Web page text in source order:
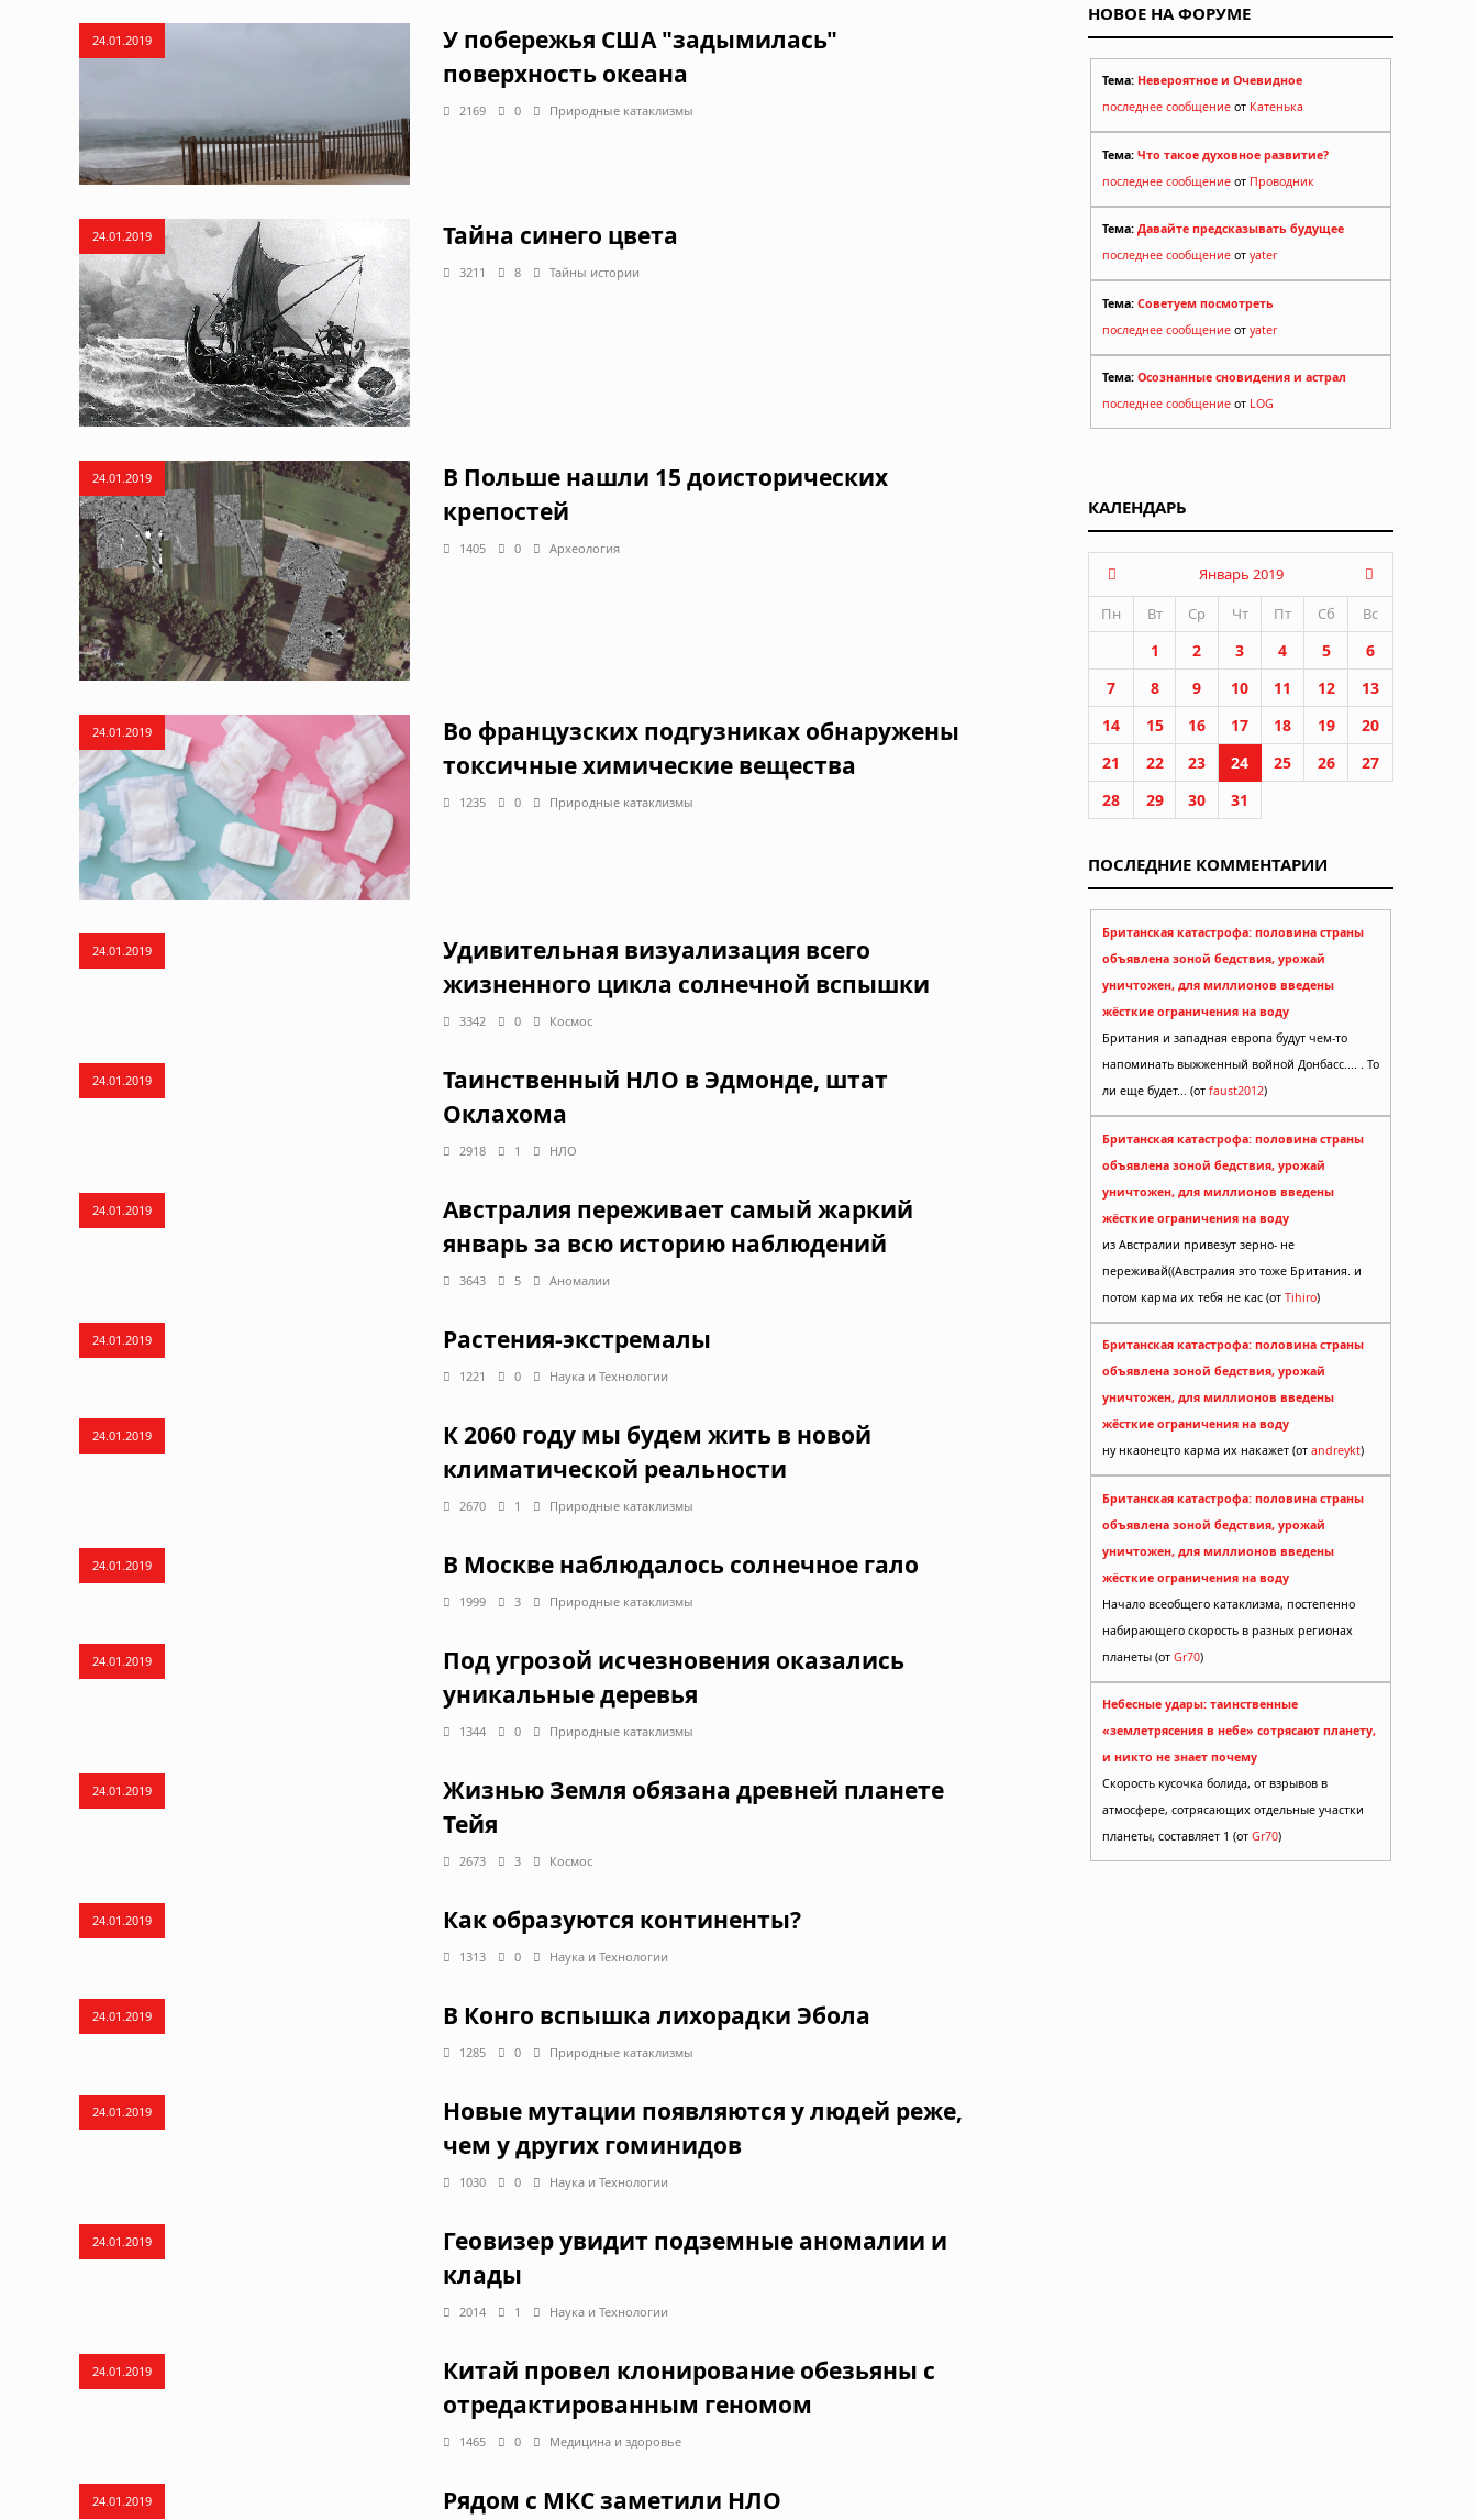
24.01.2019
У побережья США "задымилась"
поверхность океана
2169 0 Природные катаклизмы
24.01.2019 Тайна синего цвета
3211 8 Тайны истории
24.01.2019
В Польше нашли 15 доисторических
крепостей
1405 0 Археология
24.01.2019
Во французских подгузниках обнаружены
токсичные химические вещества
1235 0 Природные катаклизмы
24.01.2019
Удивительная визуализация всего
жизненного цикла солнечной вспышки
3342 0 Космос
24.01.2019
Таинственный НЛО в Эдмонде, штат
Оклахома
2918 1 НЛО
24.01.2019
Австралия переживает самый жаркий
январь за всю историю наблюдений
3643 5 Аномалии
24.01.2019 Растения-экстремалы
1221 0 Наука и Технологии
24.01.2019
К 2060 году мы будем жить в новой
климатической реальности
2670 1 Природные катаклизмы
24.01.2019 В Москве наблюдалось солнечное гало
1999 3 Природные катаклизмы
24.01.2019
Под угрозой исчезновения оказались
уникальные деревья
1344 0 Природные катаклизмы
24.01.2019
Жизнью Земля обязана древней планете
Тейя
2673 3 Космос
24.01.2019 Как образуются континенты?
1313 0 Наука и Технологии
24.01.2019 В Конго вспышка лихорадки Эбола
1285 0 Природные катаклизмы
24.01.2019
Новые мутации появляются у людей реже,
чем у других гоминидов
1030 0 Наука и Технологии
24.01.2019
Геовизер увидит подземные аномалии и
клады
2014 1 Наука и Технологии
24.01.2019
Китай провел клонирование обезьяны с
отредактированным геномом
1465 0 Медицина и здоровье
24.01.2019 Рядом с МКС заметили НЛО
НОВОЕ НА ФОРУМЕ
Тема: Невероятное и Очевидное
последнее сообщение от Катенька
Тема: Что такое духовное развитие?
последнее сообщение от Проводник
Тема: Давайте предсказывать будущее
последнее сообщение от yater
Тема: Советуем посмотреть
последнее сообщение от yater
Тема: Осознанные сновидения и астрал
последнее сообщение от LOG
КАЛЕНДАРЬ
Январь 2019
Пн
Вт Ср Чт Пт Сб Вс
1 2 3 4 5
6
7
8 9 10 11 12
13
14
15 16 17 18 19
20
21
22 23 24 25 26
27
28
29 30 31
ПОСЛЕДНИЕ КОММЕНТАРИИ
Британская катастрофа: половина страны
объявлена зоной бедствия, урожай
уничтожен, для миллионов введены
жёсткие ограничения на воду
Британия и западная европа будут чем-то
напоминать выжженный войной Донбасс.... . То
ли еще будет... (от faust2012)
Британская катастрофа: половина страны
объявлена зоной бедствия, урожай
уничтожен, для миллионов введены
жёсткие ограничения на воду
из Австралии привезут зерно- не
переживай((Австралия это тоже Британия. и
потом карма их тебя не кас (от Tihiro)
Британская катастрофа: половина страны
объявлена зоной бедствия, урожай
уничтожен, для миллионов введены
жёсткие ограничения на воду
ну нкаонецто карма их накажет (от andreykt)
Британская катастрофа: половина страны
объявлена зоной бедствия, урожай
уничтожен, для миллионов введены
жёсткие ограничения на воду
Начало всеобщего катаклизма, постепенно
набирающего скорость в разных регионах
планеты (от Gr70)
Небесные удары: таинственные
«землетрясения в небе» сотрясают планету,
и никто не знает почему
Скорость кусочка болида, от взрывов в
атмосфере, сотрясающих отдельные участки
планеты, составляет 1 (от Gr70)